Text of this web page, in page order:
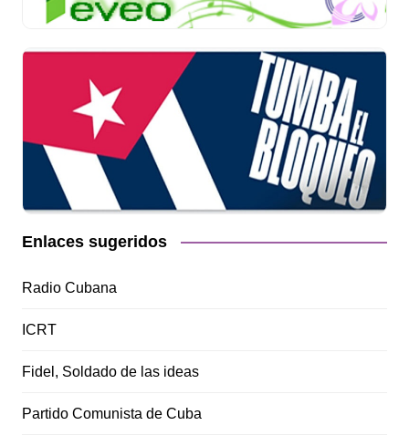
Enlaces sugeridos
Radio Cubana
ICRT
Fidel, Soldado de las ideas
Partido Comunista de Cuba